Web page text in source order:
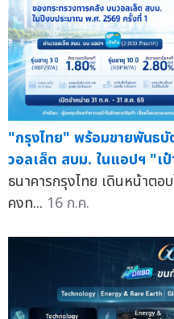
"กรุงไทย" พร้อมขายพันธ
วอลเล็ต สบม. ในแอปฯ "เ
ธนาคารกรุงไทย เดินหน้าต
คงท... 16 ก.ค.